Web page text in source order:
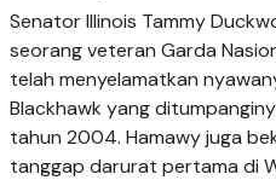
Senator Illinois Tammy
seorang veteran Garda
telah menyelamatkan
Blackhawk yang
tahun 2004. Hamawy juga
tanggap darurat pertama di